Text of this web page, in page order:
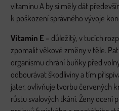
vitaminu A by si měly dát
k poškození správného vývoje
Vitamin E– důležitý, v tucích
zpomalit věkové změny v těle.
organismu chrání buňky před
odbourávat škodliviny a tím
jater, ovlivňuje tvorbu červených
růstu svalových tkání. Ženy ocení